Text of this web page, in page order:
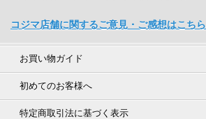
コジマ店舗に関するご意見・ご感想はこちら
お買い物ガイド
初めてのお客様へ
特定商取引法に基づく表示